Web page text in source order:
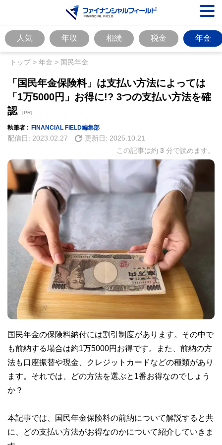
人気 年収 相続 税金 年金
トップ> 年金 > 国民年金
「国民年金保険料」は支払い方法によっては
「1万5000円」お得に!? 3つの支払い方法を確
認[PR]
執筆者 : FINANCIAL FIELD編集部
配信日: 2023.02.27 更新日: 2025.10.21
この記事は約 3 分で読めます。
国民年金の保険料納付には割引制度があります。その中で
も前納する場合は約1万5000円お得です。また、前納の方
法も口座振替や現金、クレジットカードなどの種類があり
ます。それでは、どの方法を選ぶと1番お得なのでしょう
か？
本記事では、国民年金保険料の前納について解説すると共
に、どの支払い方法がお得なのかについて紹介していきま